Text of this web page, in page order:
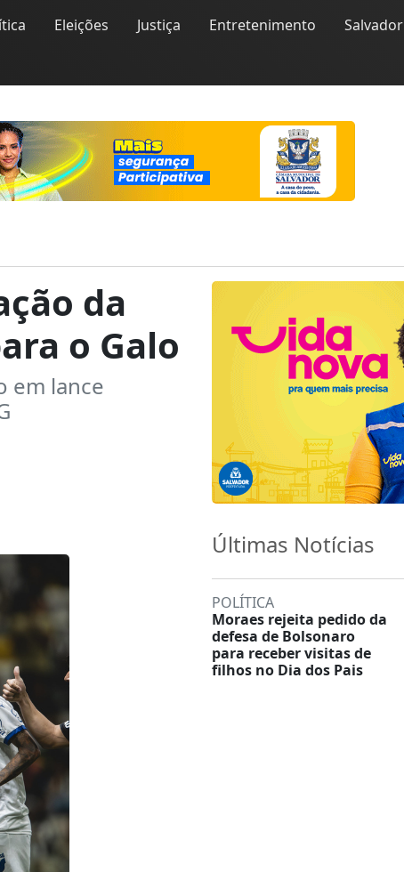
Eleições Justiça Entretenimento Salvador
da
o Galo
em lance
Últimas Notícias
POLÍTICA
Moraes rejeita pedido da
defesa de Bolsonaro
para receber visitas de
filhos no Dia dos Pais